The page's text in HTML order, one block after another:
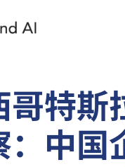
哥特斯
：中国